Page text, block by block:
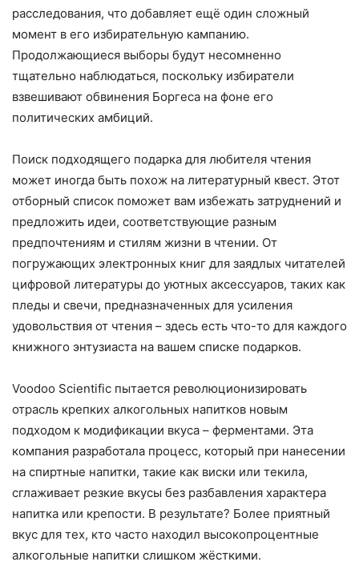
расследования, что добавляет ещё один сложный
момент в его избирательную кампанию.
Продолжающиеся выборы будут несомненно
тщательно наблюдаться, поскольку избиратели
взвешивают обвинения Боргеса на фоне его
политических амбиций.
Поиск подходящего подарка для любителя чтения
может иногда быть похож на литературный квест. Этот
отборный список поможет вам избежать затруднений и
предложить идеи, соответствующие разным
предпочтениям и стилям жизни в чтении. От
погружающих электронных книг для заядлых читателей
цифровой литературы до уютных аксессуаров, таких как
пледы и свечи, предназначенных для усиления
удовольствия от чтения – здесь есть что-то для каждого
книжного энтузиаста на вашем списке подарков.
Voodoo Scientific пытается революционизировать
отрасль крепких алкогольных напитков новым
подходом к модификации вкуса – ферментами. Эта
компания разработала процесс, который при нанесении
на спиртные напитки, такие как виски или текила,
сглаживает резкие вкусы без разбавления характера
напитка или крепости. В результате? Более приятный
вкус для тех, кто часто находил высокопроцентные
алкогольные напитки слишком жёсткими.